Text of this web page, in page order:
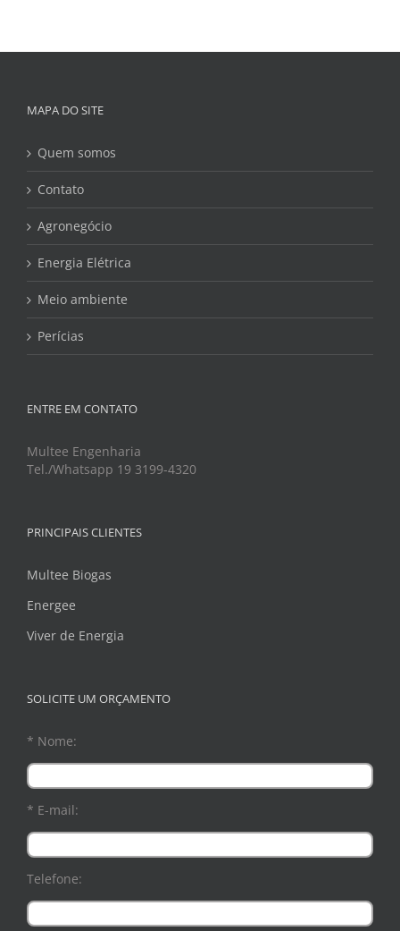
MAPA DO SITE
Quem somos
Contato
Agronegócio
Energia Elétrica
Meio ambiente
Perícias
ENTRE EM CONTATO
Multee Engenharia
Tel./Whatsapp 19 3199-4320
PRINCIPAIS CLIENTES
Multee Biogas
Energee
Viver de Energia
SOLICITE UM ORÇAMENTO
* Nome:
* E-mail:
Telefone: